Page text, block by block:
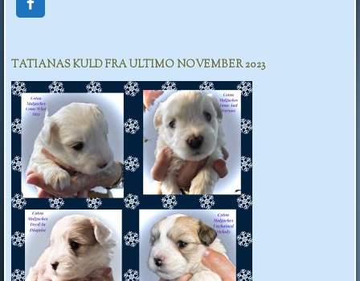
TATIANAS KULD FRA ULTIMO NOVEMBER 2023